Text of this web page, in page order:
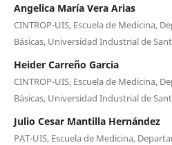
Angelica María Vera Arias
CINTROP-UIS, Escuela de Medicina,
Básicas, Universidad Industrial de
Heider Carreño Garcia
CINTROP-UIS, Escuela de Medicina,
Básicas, Universidad Industrial de
Julio Cesar Mantilla Hernández
PAT-UIS, Escuela de Medicina,